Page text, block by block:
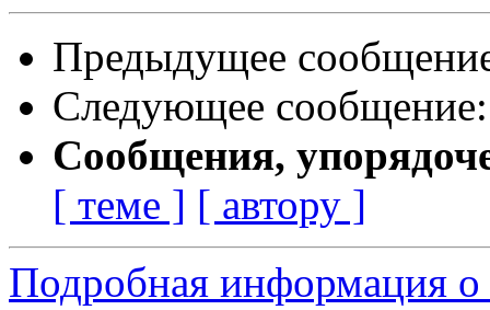
Предыдущее
Следующее
Сообщения,
[ теме ] [ автору ]
Подробная информация